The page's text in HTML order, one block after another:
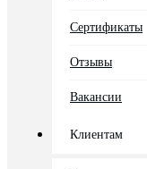
Сертификаты
Отзывы
Вакансии
Клиентам